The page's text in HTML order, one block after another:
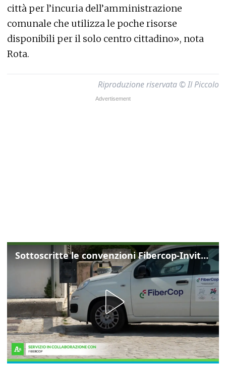
città per l’incuria dell’amministrazione
comunale che utilizza le poche risorse
disponibili per il solo centro cittadino», nota
Rota.
Riproduzione riservata © Il Piccolo
Sottoscritte le convenzioni Fibercop-Invitalia, fibra ottica per 477 mila civici